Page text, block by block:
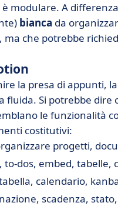
modulare. A
bianca da
, ma che potrebbe
la presa di appunti,
fluida. Si potrebbe dire
le funzionalità
costitutivi:
progetti,
dos, embed, tabelle,
calendario,
scadenza,